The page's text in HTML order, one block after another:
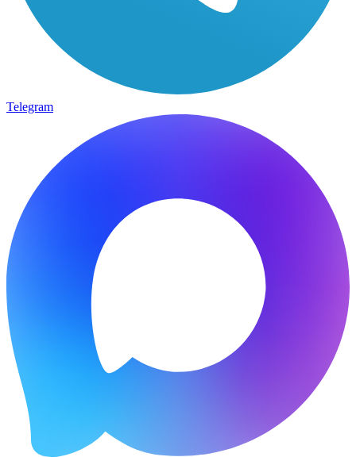
Telegram